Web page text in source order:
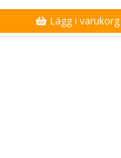
Lägg i varukorg